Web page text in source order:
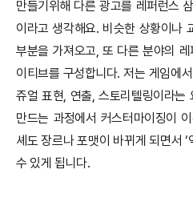
만들기위해 다른 광고를 레퍼런스
이라고 생각해요. 비슷한 상황이나
부분을 가져오고, 또 다른 분야의
이티브를 구성합니다. 저는 게임에
쥬얼 표현, 연출, 스토리텔링이라는
만드는 과정에서 커스터마이징이
셰도 장르나 포맷이 바뀌게 되면서
수 있게 됩니다.